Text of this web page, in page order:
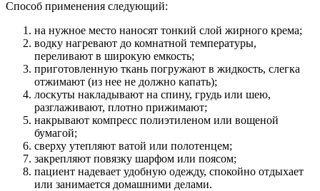
Способ применения следующий:
на нужное место наносят тонкий слой жирного крема;
водку нагревают до комнатной температуры,
переливают в широкую емкость;
приготовленную ткань погружают в жидкость, слегка
отжимают (из нее не должно капать);
лоскуты накладывают на спину, грудь или шею,
разглаживают, плотно прижимают;
накрывают компресс полиэтиленом или вощеной
бумагой;
сверху утепляют ватой или полотенцем;
закрепляют повязку шарфом или поясом;
пациент надевает удобную одежду, спокойно отдыхает
или занимается домашними делами.